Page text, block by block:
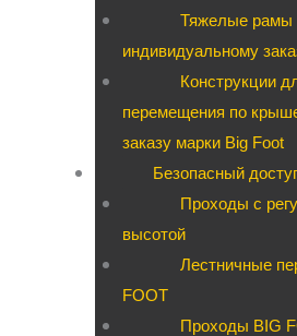
Тяжелые рамы
индивидуальному
Конструкции
перемещения по
заказу марки Big Foot
Безопасный
Проходы с
высотой
Лестничные
FOOT
Проходы BIG